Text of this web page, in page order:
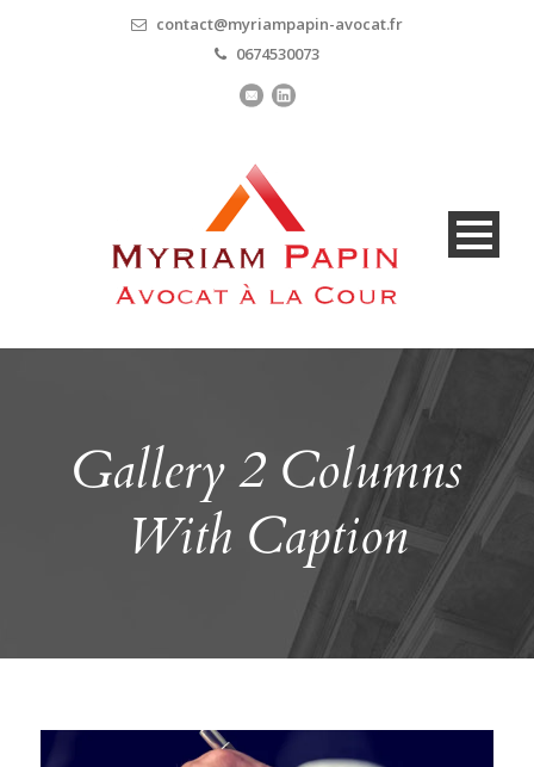
contact@myriampapin-avocat.fr
0674530073
Gallery 2 Columns
With Caption